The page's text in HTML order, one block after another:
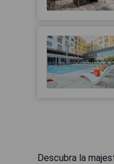
Descubra la